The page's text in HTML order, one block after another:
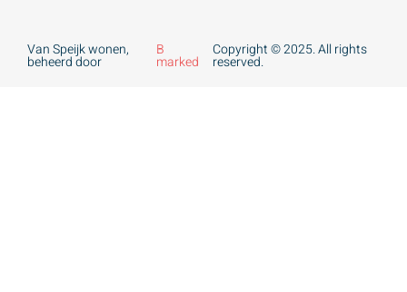
Van Speijk wonen,
beheerd door
B
marked
Copyright © 2025. All rights
reserved.